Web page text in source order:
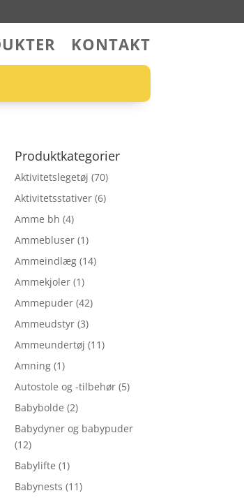
KONTAKT
Produktkategorier
Aktivitetslegetøj (70)
Aktivitetsstativer (6)
Amme bh (4)
Ammebluser (1)
Ammeindlæg (14)
Ammekjoler (1)
Ammepuder (42)
Ammeudstyr (3)
Ammeundertøj (11)
Amning (1)
Autostole og -tilbehør (5)
Babybolde (2)
Babydyner og babypuder
(12)
Babylifte (1)
Babynests (11)